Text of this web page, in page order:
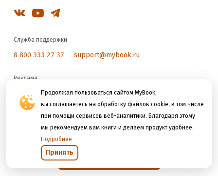
Продолжая пользоваться сайтом MyBook,
вы соглашаетесь на обработку файлов cookie, в том числе
при помощи сервисов веб-аналитики. Благодаря этому
мы рекомендуем вам книги и делаем продукт удобнее.
Подробнее
Принять
Служба поддержки
8 800 333 27 37 support@mybook.ru
Реклама
reklama@litres.ru
Мы принимаем к оплате
Открыть в приложении